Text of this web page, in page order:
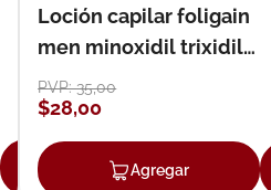
Agregar
Loción capilar foligain
men minoxidil trixidil
loción 59 ml
PVP:35,00
$28,00
Agregar